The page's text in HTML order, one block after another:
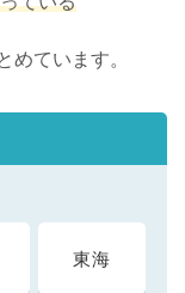
めています。
東海